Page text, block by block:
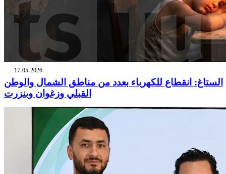
17-05-2026
الستاغ: انقطاع للكهرباء بعدد من مناطق الشمال والوطن
القبلي وزغوان وبنزرت